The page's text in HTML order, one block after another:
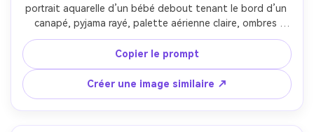
portrait aquarelle d’un bébé debout tenant le bord d’un
canapé, pyjama rayé, palette aérienne claire, ombres
douces, lavis de fond mouillé sur mouillé, détails nets sur
les yeux et les mains, texture papier à grain fin, moment
tendre du quotidien, objectif 85mm, faible profondeur de
champ --ar 4:5
Copier le prompt
Créer une image similaire ↗